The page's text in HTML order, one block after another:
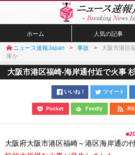
ホーム 人気の記事
ニュース速報Japan 事故
大阪市港区
庫か
大阪市港区福崎-海岸通付近で火事
いいね！ ツイート
Pocket Feedly
■
大阪府大阪市港区福崎～港区海岸通の